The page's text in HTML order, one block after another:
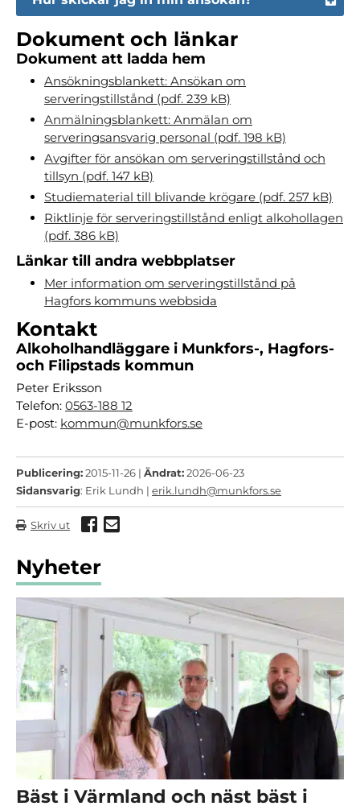
Dokument och länkar
Dokument att ladda hem
Ansökningsblankett: Ansökan om
serveringstillstånd (pdf. 239 kB)
Anmälningsblankett: Anmälan om
serveringsansvarig personal (pdf. 198 kB)
Avgifter för ansökan om serveringstillstånd och
tillsyn (pdf. 147 kB)
Studiematerial till blivande krögare (pdf. 257 kB)
Riktlinje för serveringstillstånd enligt alkohollagen
(pdf. 386 kB)
Länkar till andra webbplatser
Mer information om serveringstillstånd på
Hagfors kommuns webbsida
Kontakt
Alkoholhandläggare i Munkfors-, Hagfors-
och Filipstads kommun
Peter Eriksson
Telefon: 0563-188 12
E-post: kommun@munkfors.se
Publicering:2015-11-26 | Ändrat:2026-06-23
Sidansvarig: Erik Lundh | erik.lundh@munkfors.se
Skriv ut Dela via Facebook
Dela via mail
Nyheter
Bäst i Värmland och näst bäst i